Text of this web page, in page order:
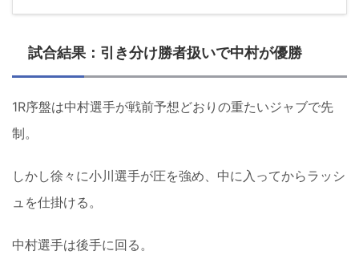
試合結果：引き分け勝者扱いで中村が優勝
1R序盤は中村選手が戦前予想どおりの重たいジャブで先
制。
しかし徐々に小川選手が圧を強め、中に入ってからラッシ
ュを仕掛ける。
中村選手は後手に回る。